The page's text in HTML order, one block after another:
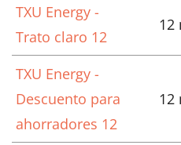
TXU Energy -
Trato claro 12
12
TXU Energy -
Descuento para
ahorradores 12
12